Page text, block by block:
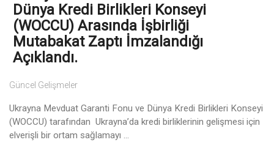
Dünya Kredi Birlikleri Konseyi
(WOCCU) Arasında İşbirliği
Mutabakat Zaptı İmzalandığı
Açıklandı.
Güncel Gelişmeler
Ukrayna Mevduat Garanti Fonu ve Dünya Kredi Birlikleri Konseyi
(WOCCU) tarafından Ukrayna’da kredi birliklerinin gelişmesi için
elverişli bir ortam sağlamayı ...